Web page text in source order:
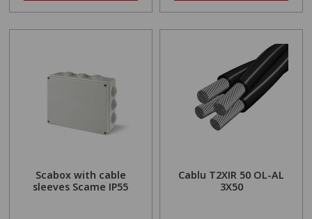
Scabox with cable
sleeves Scame IP55
Cablu T2XIR 50 OL-AL
3X50